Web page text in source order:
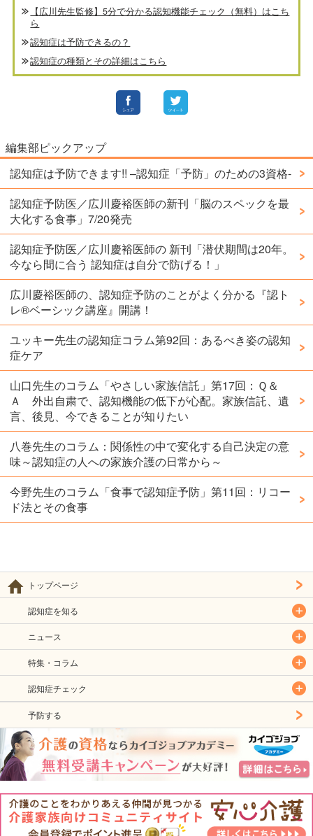
【広川先生監修】5分で分かる認知機能チェック（無料）はこち
ら
認知症は予防できるの？
認知症の種類とその詳細はこちら
編集部ピックアップ
認知症は予防できます!! –認知症「予防」のための3資格-
認知症予防医／広川慶裕医師の新刊「脳のスペックを最
大化する食事」7/20発売
認知症予防医／広川慶裕医師の 新刊「潜伏期間は20年。
今なら間に合う 認知症は自分で防げる！」
広川慶裕医師の、認知症予防のことがよく分かる『認ト
レ®️ベーシック講座』開講！
ユッキー先生の認知症コラム第92回：あるべき姿の認知
症ケア
山口先生のコラム「やさしい家族信託」第17回：Ｑ＆
Ａ 外出自粛で、認知機能の低下が心配。家族信託、遺
言、後見、今できることが知りたい
八巻先生のコラム：関係性の中で変化する自己決定の意
味～認知症の人への家族介護の日常から～
今野先生のコラム「食事で認知症予防」第11回：リコー
ド法とその食事
トップページ
認知症を知る
ニュース
特集・コラム
認知症チェック
予防する